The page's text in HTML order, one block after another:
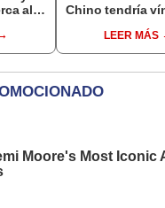
al
Chino tendría
PNP revelaLEER MÁS